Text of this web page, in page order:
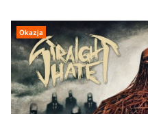
Okazja